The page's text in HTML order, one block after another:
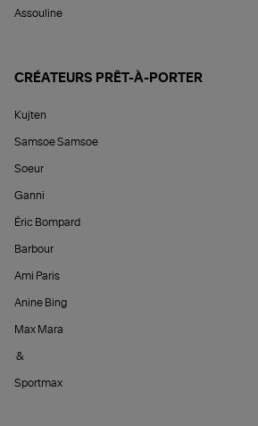
Assouline
CRÉATEURS PRÊT-À-PORTER
Kujten
Samsoe Samsoe
Soeur
Ganni
Éric Bompard
Barbour
Ami Paris
Anine Bing
Max Mara
&
Sportmax